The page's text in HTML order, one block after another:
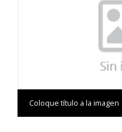
Coloque título a la imagen